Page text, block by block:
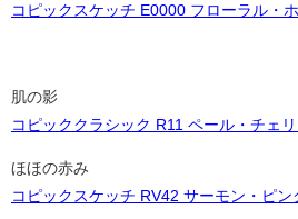
コピックスケッチ E0000 フローラル・
肌の影
コピッククラシック R11 ペール・チェ
ほほの赤み
コピックスケッチ RV42 サーモン・ピン